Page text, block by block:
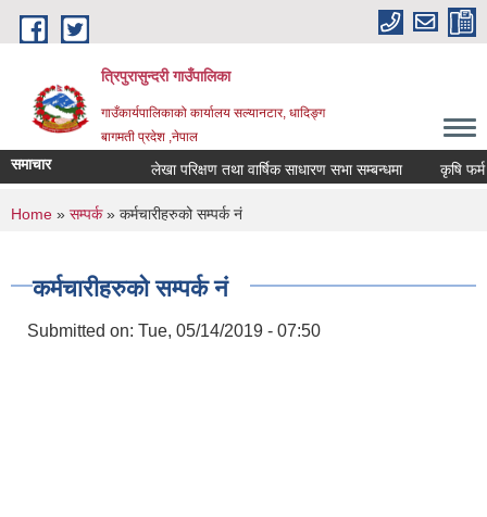
Skip to main content
त्रिपुरासुन्दरी गाउँपालिका
गाउँकार्यपालिकाको कार्यालय सल्यानटार, धादिङ्ग
बागमती प्रदेश ,नेपाल
समाचार लेखा परिक्षण तथा वार्षिक साधारण सभा सम्बन्धमा
You are here
Home » सम्पर्क» कर्मचारीहरुको सम्पर्क नं
कर्मचारीहरुको सम्पर्क नं
Submitted on: Tue, 05/14/2019 - 07:50